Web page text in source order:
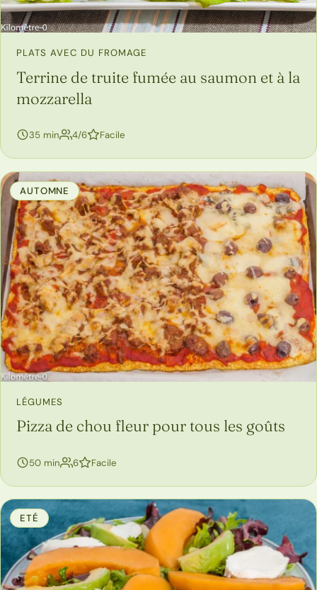
PLATS AVEC DU FROMAGE
Terrine de truite fumée au saumon et à la
mozzarella
35 min 4/6personnes
Facile
AUTOMNE
LÉGUMES
Pizza de chou fleur pour tous les goûts
50 min 6personnes
Facile
ETÉ